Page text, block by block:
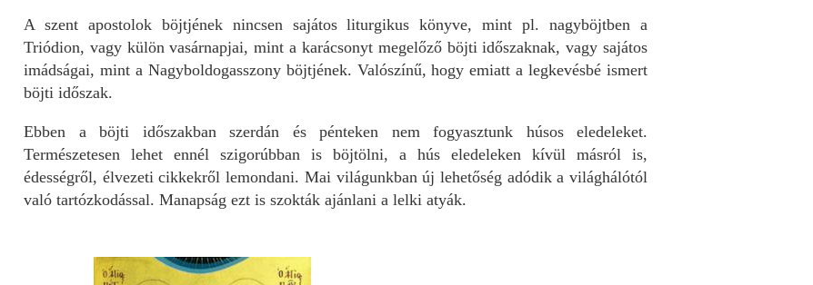
A szent apostolok böjtjének nincsen sajátos liturgikus könyve, mint pl. nagyböjtben a
Triódion, vagy külön vasárnapjai, mint a karácsonyt megelőző böjti időszaknak, vagy sajátos
imádságai, mint a Nagyboldogasszony böjtjének. Valószínű, hogy emiatt a legkevésbé ismert
böjti időszak.
Ebben a böjti időszakban szerdán és pénteken nem fogyasztunk húsos eledeleket.
Természetesen lehet ennél szigorúbban is böjtölni, a hús eledeleken kívül másról is,
édességről, élvezeti cikkekről lemondani. Mai világunkban új lehetőség adódik a világhálótól
való tartózkodással. Manapság ezt is szokták ajánlani a lelki atyák.